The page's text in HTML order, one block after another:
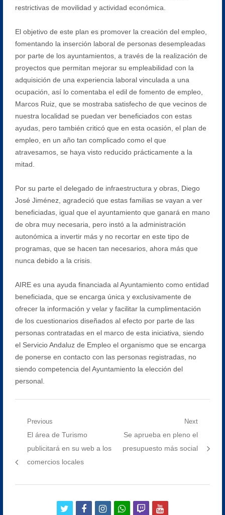
restrictivas de movilidad y actividad económica.
El objetivo de este plan es promover la creación del empleo,
fomentando la inserción laboral de personas desempleadas
por parte de los ayuntamientos, a través de la realización de
proyectos que permitan mejorar su empleabilidad con la
adquisición de una experiencia laboral vinculada a una
ocupación, así lo comentaba el edil de fomento de empleo,
Marcos Ruiz, que se mostraba satisfecho de que vecinos de
nuestra localidad se puedan ver beneficiados con estas
ayudas, pero también criticó que en esta ocasión, el plan de
empleo, en un año tan complicado como el que
atravesamos, se haya visto reducido prácticamente a la
mitad.
Por su parte el delegado de infraestructura y obras, Diego
José Jiménez, agradeció que estas familias se vayan a ver
beneficiadas, igual que el ayuntamiento que ganará en mano
de obra muy necesaria, pero instó a la administración
autonómica a invertir más y no recortar en este tipo de
programas, que se hacen tan necesarios, ahora más que
nunca debido a la crisis.
AIRE es una ayuda financiada al Ayuntamiento como entidad
beneficiada, que se encarga única y exclusivamente de
ofrecer la información y velar y facilitar la cumplimentación
de los cuestionarios diseñados al efecto por parte de las
personas contratadas en el marco de esta iniciativa, siendo
el Servicio Andaluz de Empleo el organismo que se encarga
de ponerse en contacto con las personas registradas, no
siendo competencia del Ayuntamiento la elección del
personal.
Navegación
entradas
Previous
Previous
post:
El área de Turismo
publicitará en su web a los
comercios locales
Next
Next
post:
Se aprueba en pleno el
presupuesto más social
twitterfacebookinstagramwhatsapp
twitchyoutube